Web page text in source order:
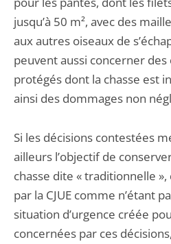
jusqu’à 50 m², avec des
aux autres oiseaux de
peuvent aussi concerner des
protégés dont la chasse est
ainsi des dommages non
Si les décisions contestées
ailleurs l’objectif de
chasse dite « traditionnelle
par la CJUE comme n’étant
situation d’urgence créée
concernées par ces